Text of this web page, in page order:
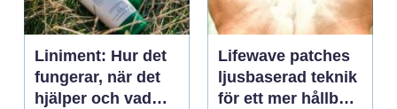
Liniment: Hur det
fungerar, när det
hjälper och vad
Lifewave patches
ljusbaserad teknik
för ett mer hållbart